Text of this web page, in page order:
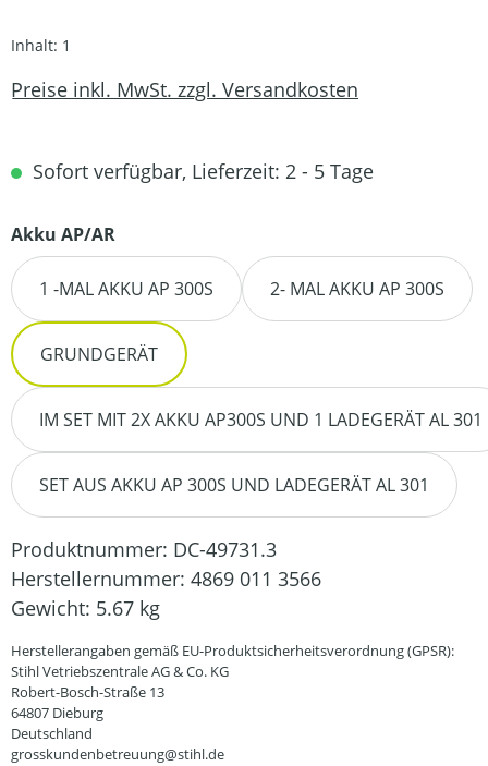
Inhalt: 1
Preise inkl. MwSt. zzgl. Versandkosten
Sofort verfügbar, Lieferzeit: 2 - 5 Tage
Akku AP/AR
1 -MAL AKKU AP 300S 2- MAL AKKU AP 300S
GRUNDGERÄT
IM SET MIT 2X AKKU AP300S UND 1 LADEGERÄT AL 301
SET AUS AKKU AP 300S UND LADEGERÄT AL 301
Produktnummer: DC-49731.3
Herstellernummer: 4869 011 3566
Gewicht: 5.67 kg
Herstellerangaben gemäß EU-Produktsicherheitsverordnung (GPSR):
Stihl Vetriebszentrale AG & Co. KG
Robert-Bosch-Straße 13
64807 Dieburg
Deutschland
grosskundenbetreuung@stihl.de